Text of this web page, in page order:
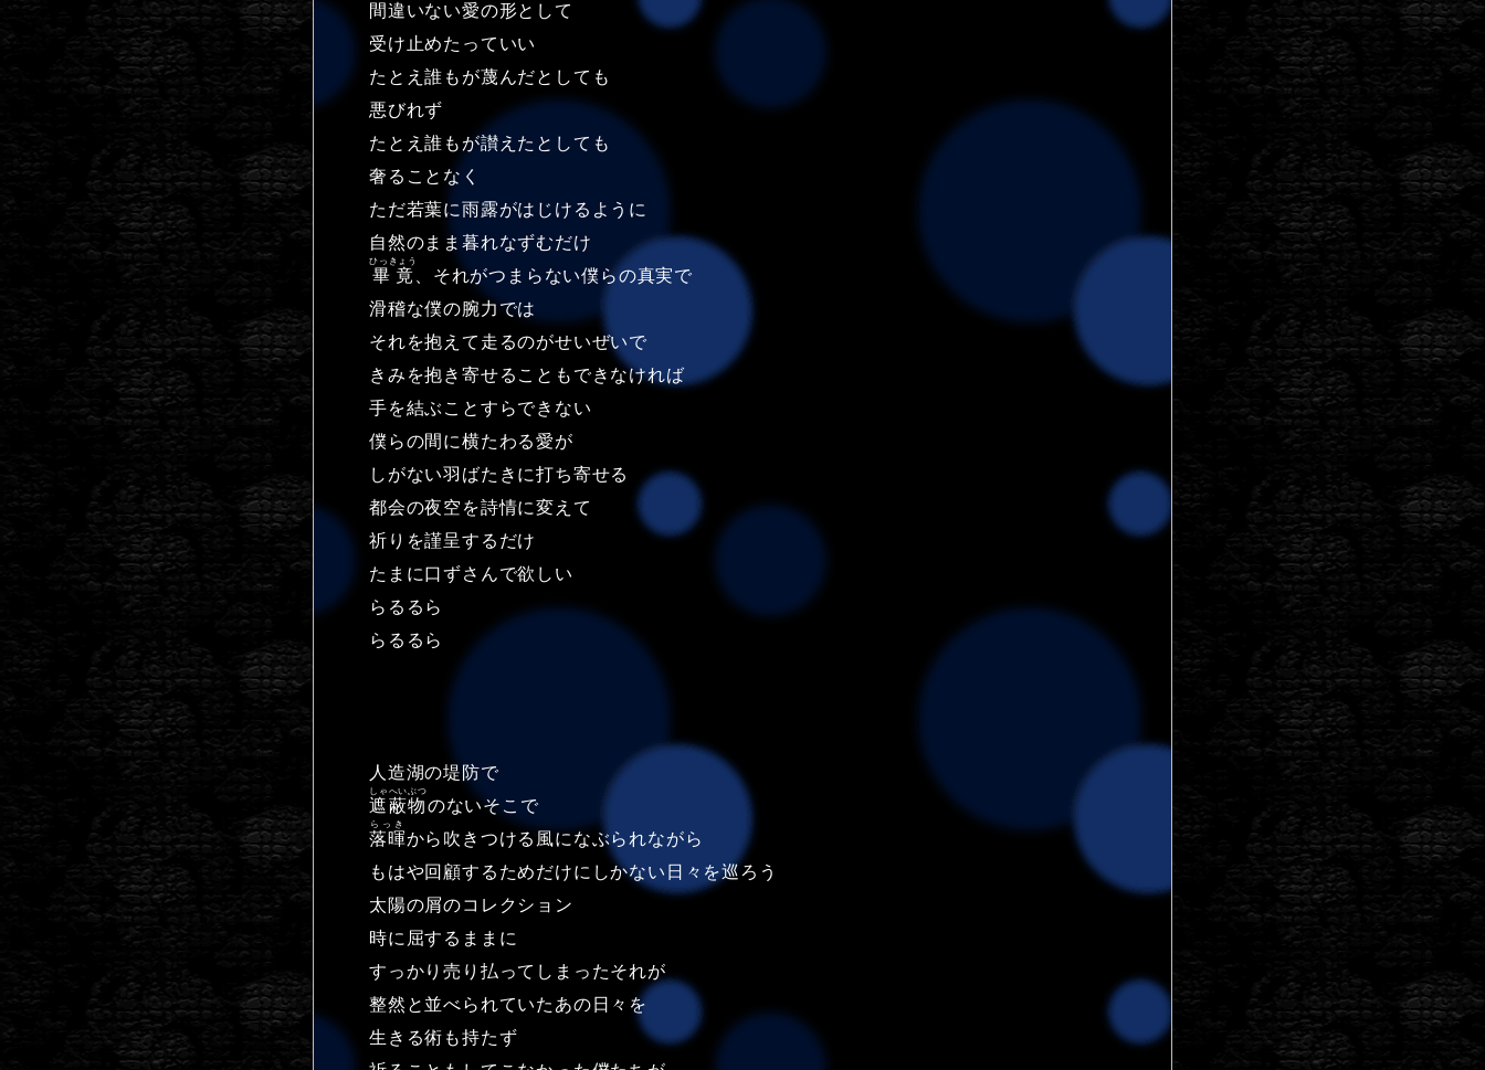
間違いない愛の形として
受け止めたっていい
たとえ誰もが蔑んだとしても
悪びれず
たとえ誰もが讃えたとしても
奢ることなく
ただ若葉に雨露がはじけるように
自然のまま暮れなずむだけ
畢竟
ひっきょう
、それがつまらない僕らの真実で
滑稽な僕の腕力では
それを抱えて走るのがせいぜいで
きみを抱き寄せることもできなければ
手を結ぶことすらできない
僕らの間に横たわる愛が
しがない羽ばたきに打ち寄せる
都会の夜空を詩情に変えて
祈りを謹呈するだけ
たまに口ずさんで欲しい
らるるら
らるるら
人造湖の堤防で
遮蔽物
しゃへいぶつ
のないそこで
落暉
らっき
から吹きつける風になぶられながら
もはや回顧するためだけにしかない日々を巡ろう
太陽の屑のコレクション
時に屈するままに
すっかり売り払ってしまったそれが
整然と並べられていたあの日々を
生きる術も持たず